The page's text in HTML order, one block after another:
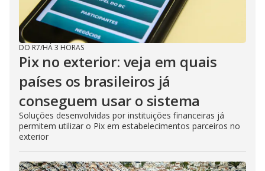
DO R7/HÁ 3 HORAS
Pix no exterior: veja em quais
países os brasileiros já
conseguem usar o sistema
Soluções desenvolvidas por instituições financeiras já
permitem utilizar o Pix em estabelecimentos parceiros no
exterior